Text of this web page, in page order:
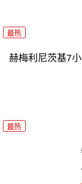
最热
赫梅利尼茨基7
最热